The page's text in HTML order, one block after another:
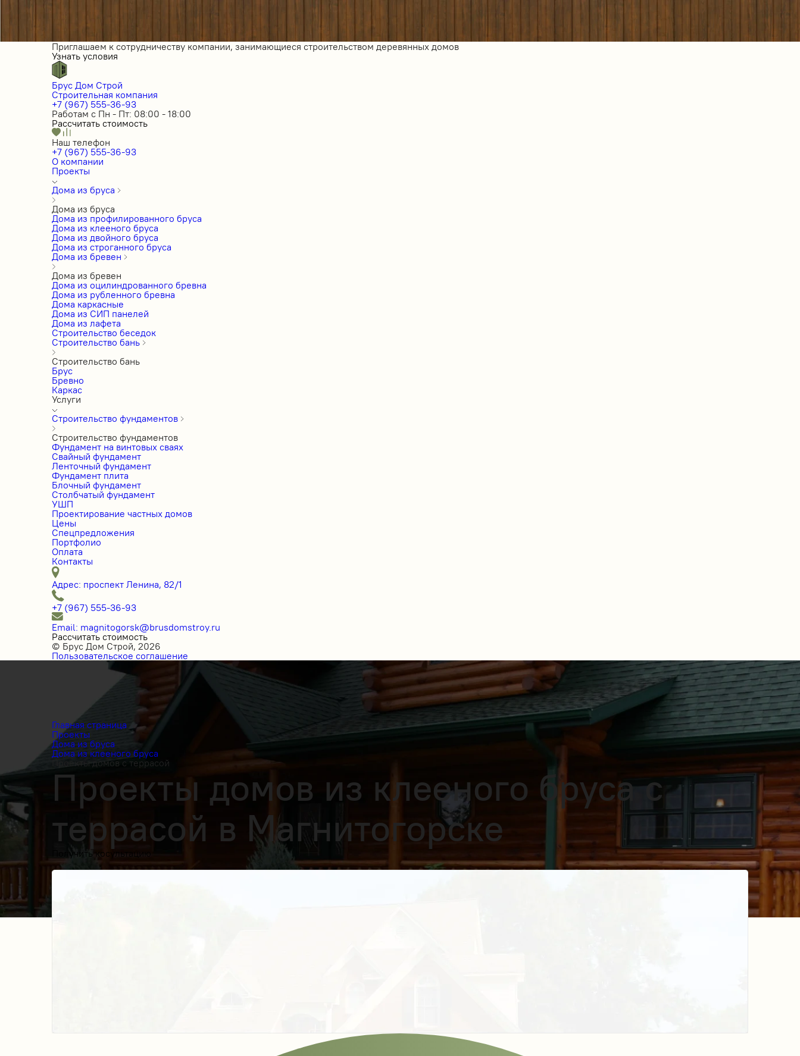
Приглашаем к сотрудничеству компании, занимающиеся строительством деревянных домов
Узнать условия
Брус Дом Строй
Строительная компания
+7 (967) 555-36-93
Работам с Пн - Пт: 08:00 - 18:00
Рассчитать стоимость
Наш телефон
+7 (967) 555-36-93
О компании
Проекты
Дома из бруса
Дома из бруса
Дома из профилированного бруса
Дома из клееного бруса
Дома из двойного бруса
Дома из строганного бруса
Дома из бревен
Дома из бревен
Дома из оцилиндрованного бревна
Дома из рубленного бревна
Дома каркасные
Дома из СИП панелей
Дома из лафета
Строительство беседок
Строительство бань
Строительство бань
Брус
Бревно
Каркас
Услуги
Строительство фундаментов
Строительство фундаментов
Фундамент на винтовых сваях
Свайный фундамент
Ленточный фундамент
Фундамент плита
Блочный фундамент
Столбчатый фундамент
УШП
Проектирование частных домов
Цены
Спецпредложения
Портфолио
Оплата
Контакты
Адрес: проспект Ленина, 82/1
+7 (967) 555-36-93
Email: magnitogorsk@brusdomstroy.ru
Рассчитать стоимость
© Брус Дом Строй, 2026
Пользовательское соглашение
Главная страница
Проекты
Дома из бруса
Дома из клееного бруса
Проекты домов с террасой
Проекты домов из клееного бруса с
террасой в Магнитогорске
Получить косультацию